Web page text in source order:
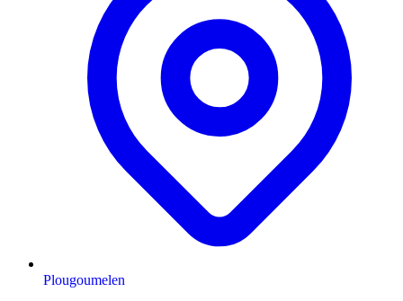
Plougoumelen